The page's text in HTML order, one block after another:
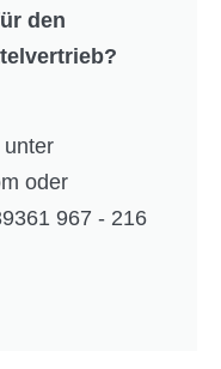
den
unter
oder
967 - 216